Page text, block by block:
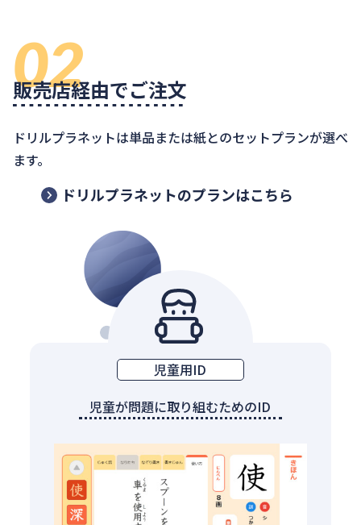
02
販売店経由でご注文
ドリルプラネットは単品または紙とのセットプランが選べ
ます。
ドリルプラネットのプランはこちら
児童用ID
児童が問題に取り組むためのID